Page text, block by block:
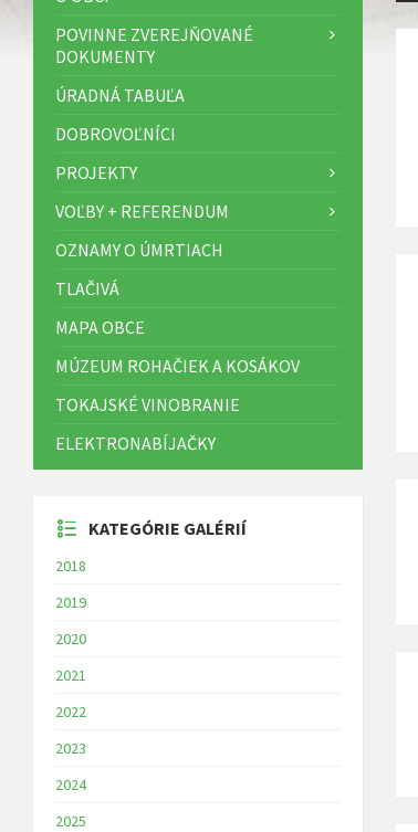
POVINNE ZVEREJŇOVANÉ
DOKUMENTY
ÚRADNÁ TABUĽA
DOBROVOĽNÍCI
PROJEKTY
VOĽBY + REFERENDUM
OZNAMY O ÚMRTIACH
TLAČIVÁ
MAPA OBCE
MÚZEUM ROHAČIEK A KOSÁKOV
TOKAJSKÉ VINOBRANIE
ELEKTRONABÍJAČKY
KATEGÓRIE GALÉRIÍ
2018
2019
2020
2021
2022
2023
2024
2025